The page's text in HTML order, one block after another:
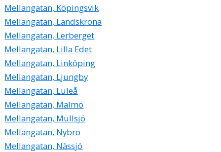
Mellangatan, Köpingsvik
Mellangatan, Landskrona
Mellangatan, Lerberget
Mellangatan, Lilla Edet
Mellangatan, Linköping
Mellangatan, Ljungby
Mellangatan, Luleå
Mellangatan, Malmö
Mellangatan, Mullsjö
Mellangatan, Nybro
Mellangatan, Nässjö